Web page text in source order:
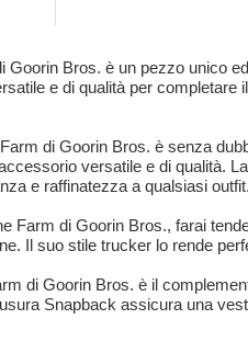
Goorin Bros. è un pezzo unico
e di qualità per
di Goorin Bros. è senza
versatile e di qualità.
e raffinatezza a qualsiasi outfit.
Farm di Goorin Bros., farai
Il suo stile trucker lo rende
di Goorin Bros. è il
Snapback assicura una